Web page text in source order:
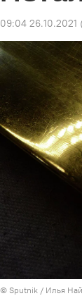
09:04 26.10.2021
© Sputnik / Илья